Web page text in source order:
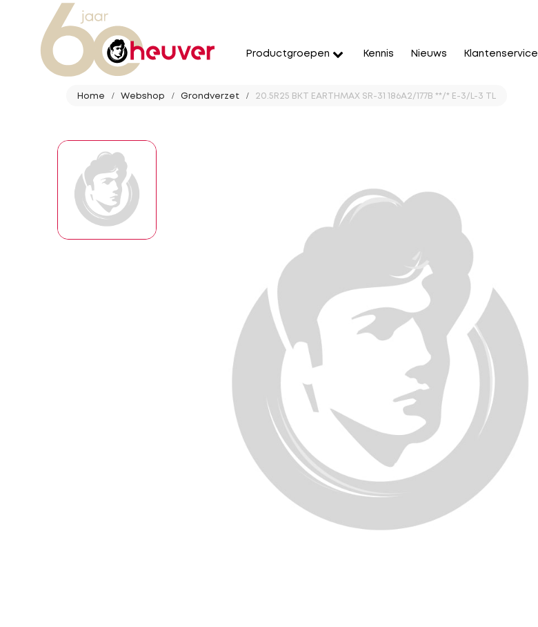
Productgroepen Kennis Nieuws Klantenservice
Home Webshop Grondverzet 20.5R25 BKT EARTHMAX SR-31 186A2/177B **/* E-3/L-3 TL